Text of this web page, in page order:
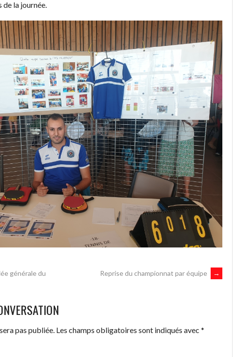
la journée.
générale du
Reprise du championnat par équipe →
pas publiée. Les champs obligatoires sont indiqués avec *